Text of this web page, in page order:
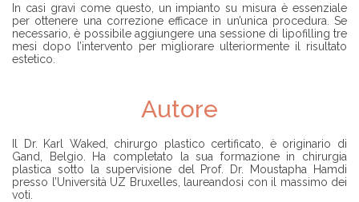
In casi gravi come questo, un impianto su misura è essenziale
per ottenere una correzione efficace in un’unica procedura. Se
necessario, è possibile aggiungere una sessione di lipofilling tre
mesi dopo l’intervento per migliorare ulteriormente il risultato
estetico.
Autore
Il Dr. Karl Waked, chirurgo plastico certificato, è originario di
Gand, Belgio. Ha completato la sua formazione in chirurgia
plastica sotto la supervisione del Prof. Dr. Moustapha Hamdi
presso l’Università UZ Bruxelles, laureandosi con il massimo dei
voti.